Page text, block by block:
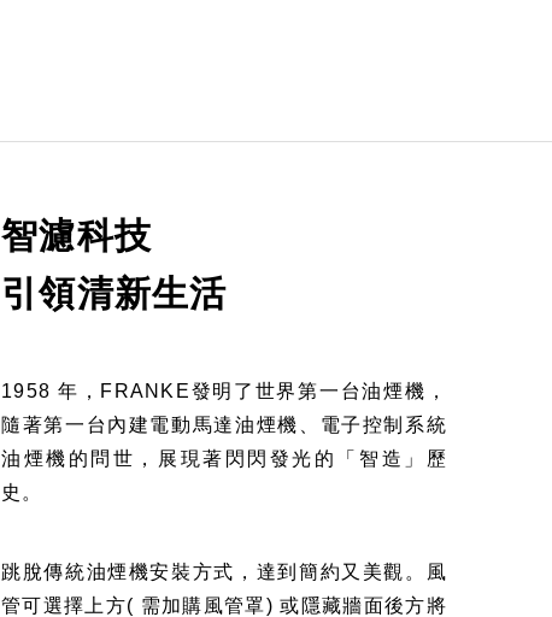
智濾科技
引領清新生活
1958 年，FRANKE發明了世界第一台油煙機，
隨著第一台內建電動馬達油煙機、電子控制系統
油煙機的問世，展現著閃閃發光的「智造」歷
史。
跳脫傳統油煙機安裝方式，達到簡約又美觀。風
管可選擇上方( 需加購風管罩) 或隱藏牆面後方將